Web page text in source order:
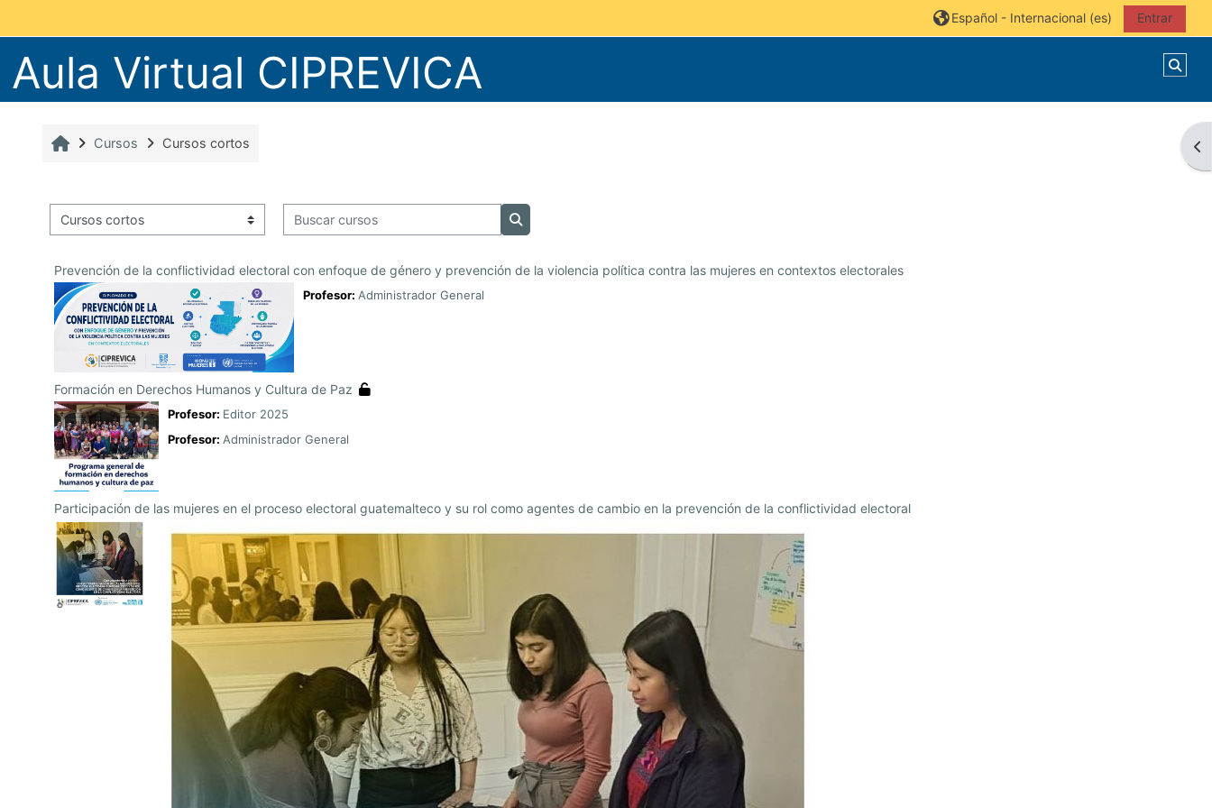
Español - Internacional ‎(es)‎ Entrar
Aula Virtual CIPREVICA
Inicio
Cursos Cursos cortos
Categorías
Buscar cursos
Prevención de la conflictividad electoral con enfoque de género y prevención de la violencia política contra las mujeres en contextos electorales
Profesor: Administrador General
Formación en Derechos Humanos y Cultura de Paz
Profesor: Editor 2025
Profesor: Administrador General
Participación de las mujeres en el proceso electoral guatemalteco y su rol como agentes de cambio en la prevención de la conflictividad electoral